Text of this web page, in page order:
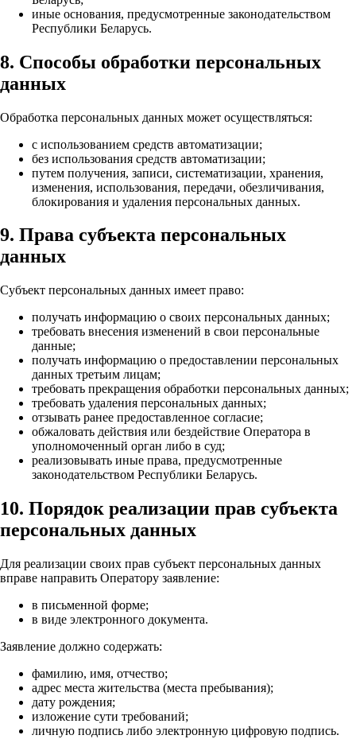
иные основания, предусмотренные законодательством
Республики Беларусь.
8. Способы обработки персональных
данных
Обработка персональных данных может осуществляться:
с использованием средств автоматизации;
без использования средств автоматизации;
путем получения, записи, систематизации, хранения,
изменения, использования, передачи, обезличивания,
блокирования и удаления персональных данных.
9. Права субъекта персональных
данных
Субъект персональных данных имеет право:
получать информацию о своих персональных данных;
требовать внесения изменений в свои персональные
данные;
получать информацию о предоставлении персональных
данных третьим лицам;
требовать прекращения обработки персональных данных;
требовать удаления персональных данных;
отзывать ранее предоставленное согласие;
обжаловать действия или бездействие Оператора в
уполномоченный орган либо в суд;
реализовывать иные права, предусмотренные
законодательством Республики Беларусь.
10. Порядок реализации прав субъекта
персональных данных
Для реализации своих прав субъект персональных данных
вправе направить Оператору заявление:
в письменной форме;
в виде электронного документа.
Заявление должно содержать:
фамилию, имя, отчество;
адрес места жительства (места пребывания);
дату рождения;
изложение сути требований;
личную подпись либо электронную цифровую подпись.